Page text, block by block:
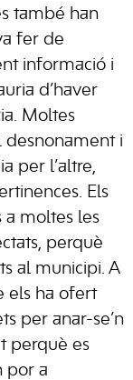
també han
fer de
informació i
d’haver
. Moltes
desnonament i
per l’altre,
Els
a moltes les
perquè
al municipi. A
els ha ofert
per anar-se’n
perquè es
por a